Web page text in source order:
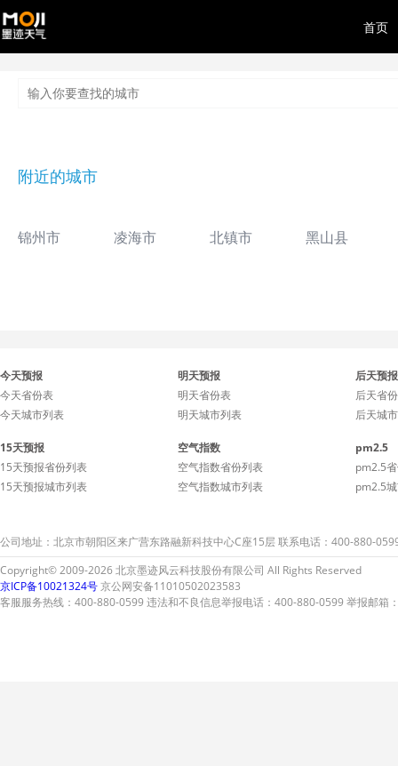
首页
附近的城市
锦州市 凌海市 北镇市 黑山县
今天预报
今天省份表
今天城市列表
明天预报
明天省份表
明天城市列表
后天预报
后天省
后天城
15天预报
15天预报省份列表
15天预报城市列表
空气指数
空气指数省份列表
空气指数城市列表
pm2.5
pm2.5
pm2.5
公司地址：北京市朝阳区来广营东路融新科技中心C座15层 联系电话：400-880-
Copyright© 2009-2026 北京墨迹风云科技股份有限公司 All Rights Reserved
京ICP备10021324号京公网安备11010502023583
客服服务热线：400-880-0599 违法和不良信息举报电话：400-880-0599 举报邮箱